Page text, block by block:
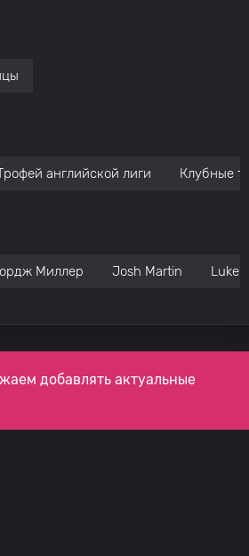
английской лиги Клубные
Миллер Josh Martin Luke
добавлять актуальные